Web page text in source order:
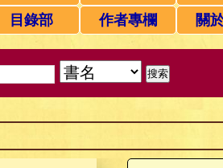
目錄部 作者專欄 關